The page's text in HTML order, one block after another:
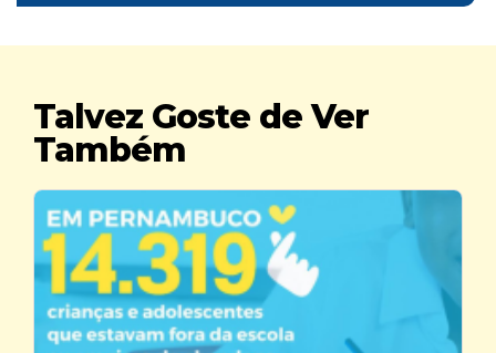
Talvez Goste de Ver
Também